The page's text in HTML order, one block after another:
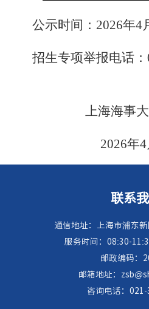
公示时间： 2026年4
招生专项举报电话：
上海海事
2026年4
联系
通信地址：上海市浦东
服务时间：08:30-
邮政编码：
邮箱地址：
咨询电话：